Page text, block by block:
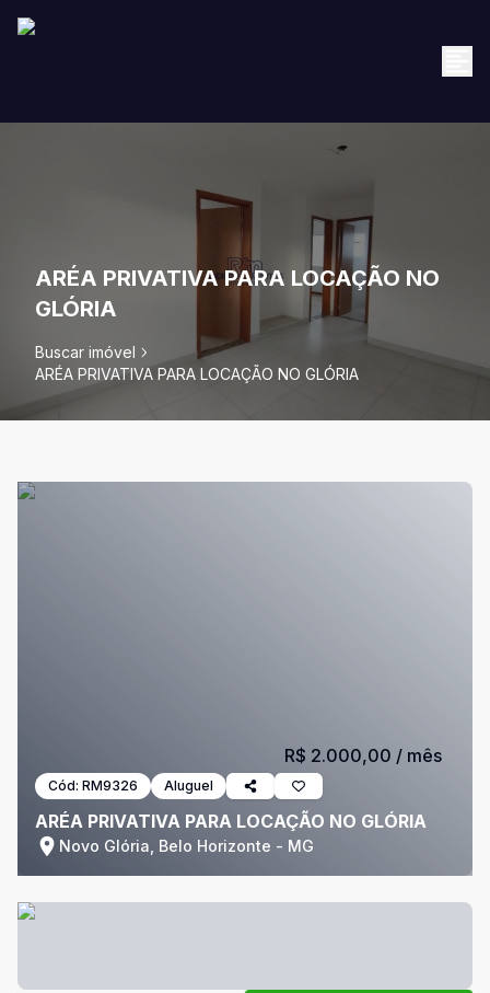
ARÉA PRIVATIVA PARA LOCAÇÃO NO
GLÓRIA
Buscar imóvel
ARÉA PRIVATIVA PARA LOCAÇÃO NO GLÓRIA
Cód: RM9326 Aluguel
ARÉA PRIVATIVA PARA LOCAÇÃO NO GLÓRIA
Novo Glória, Belo Horizonte - MG
R$ 2.000,00 / mês